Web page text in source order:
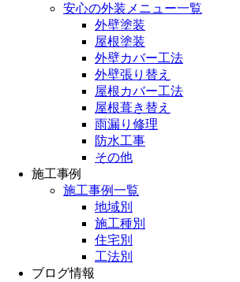
安心の外装メニュー一覧
外壁塗装
屋根塗装
外壁カバー工法
外壁張り替え
屋根カバー工法
屋根葺き替え
雨漏り修理
防水工事
その他
施工事例
施工事例一覧
地域別
施工種別
住宅別
工法別
ブログ情報